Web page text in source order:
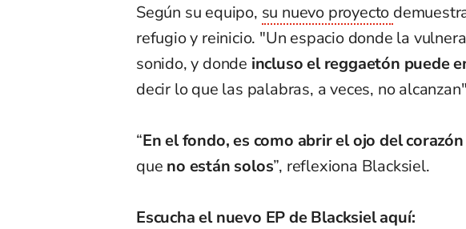
Según su equipo, su nuevo proyecto
refugio y reinicio. "Un espacio donde la
sonido, y donde incluso el reggaetón puede
decir lo que las palabras, a veces, no
“En el fondo, es como abrir el ojo del corazón
que no están solos”, reflexiona Blacksiel.
Escucha el nuevo EP deBlacksielaquí: